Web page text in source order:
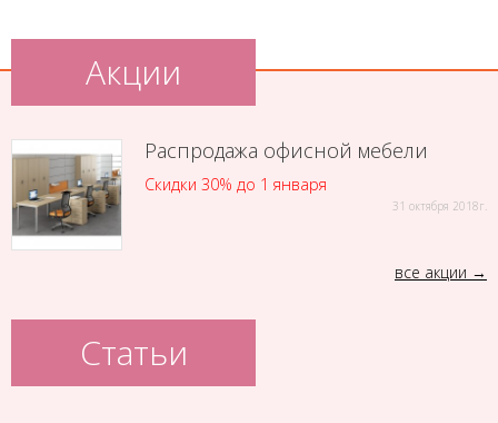
Акции
Распродажа офисной мебели
Скидки 30% до 1 января
31 октября 2018г.
все акции
Статьи